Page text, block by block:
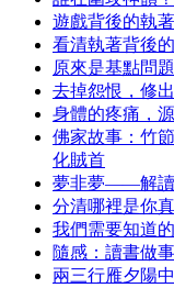
遊戲背後的執著
看清執著背後
原來是基點問題
去掉怨恨，修
身體的疼痛，
佛家故事：竹
化賊首
夢非夢——解讀
分清哪裡是你
我們需要知道
隨感：讀書做
兩三行雁夕陽中